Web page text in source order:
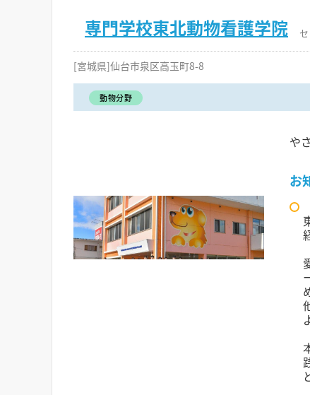
専門学校東北動物看護学院
[宮城県]仙台市泉区高玉町8-8
動物分野
や
お